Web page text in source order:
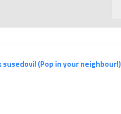
susedovi! (Pop in your neighbour!)